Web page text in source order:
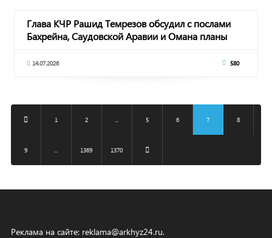
Глава КЧР Рашид Темрезов обсудил с послами
Бахрейна, Саудовской Аравии и Омана планы
14.07.2026 580
1 2 5 6 7 8
9 1369 1370
Реклама на сайте: reklama@arkhyz24.ru.